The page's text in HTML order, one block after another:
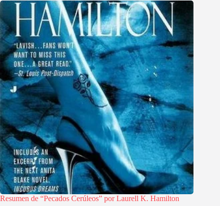
Resumen de “Pecados Cerúleos” por Laurell K. Hamilton